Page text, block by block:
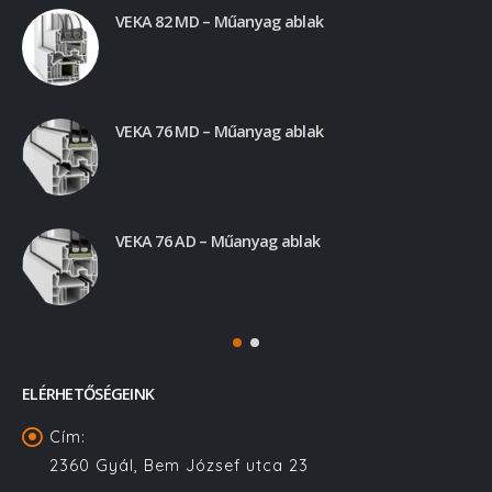
VEKA 82 MD – Műanyag ablak
VEKA 76 MD – Műanyag ablak
VEKA 76 AD – Műanyag ablak
ELÉRHETŐSÉGEINK
Cím:
2360 Gyál, Bem József utca 23